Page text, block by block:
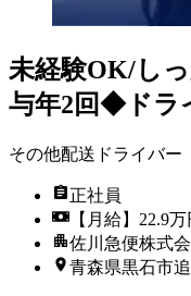
未経験OK/し
与年2回◆ドラ
その他配送ドライバー
正社員
【月給】22.9
佐川急便株式
青森県黒石市